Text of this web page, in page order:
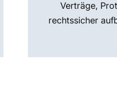
Verträge,
rechtssicher